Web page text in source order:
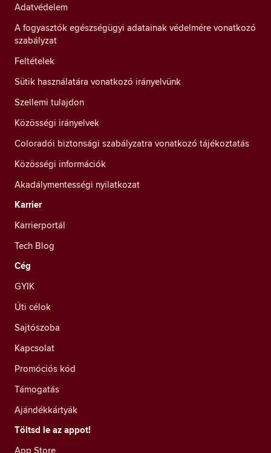
Adatvédelem
A fogyasztók egészségügyi adatainak védelmére vonatkozó
szabályzat
Feltételek
Sütik használatára vonatkozó irányelvünk
Szellemi tulajdon
Közösségi irányelvek
Coloradói biztonsági szabályzatra vonatkozó tájékoztatás
Közösségi információk
Akadálymentességi nyilatkozat
Karrier
Karrierportál
Tech Blog
Cég
GYIK
Úti célok
Sajtószoba
Kapcsolat
Promóciós kód
Támogatás
Ajándékkártyák
Töltsd le az appot!
App Store